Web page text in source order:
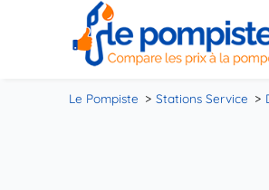
Le Pompiste Stations Service